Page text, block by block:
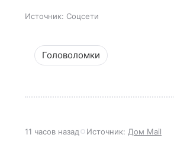
Источник: Соцсети
Головоломки
11 часов назад Источник: Дом Mail